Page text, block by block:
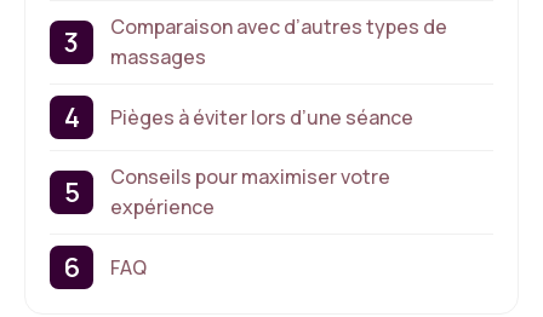
Comparaison avec d’autres types de
massages
Pièges à éviter lors d’une séance
Conseils pour maximiser votre
expérience
FAQ